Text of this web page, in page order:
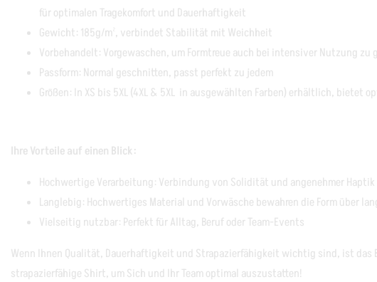
für optimalen Tragekomfort und Dauerhaftigkeit
Gewicht: 185g/m², verbindet Stabilität mit Weichheit
Vorbehandelt: Vorgewaschen, um Formtreue auch bei intensiver Nutzung zu
Passform: Normal geschnitten, passt perfekt zu jedem
Größen: In XS bis 5XL (4XL & 5XL in ausgewählten Farben) erhältlich, bietet
Ihre Vorteile auf einen Blick:
Hochwertige Verarbeitung: Verbindung von Solidität und angenehmer Haptik
Langlebig: Hochwertiges Material und Vorwäsche bewahren die Form über
Vielseitig nutzbar: Perfekt für Alltag, Beruf oder Team-Events
Wenn Ihnen Qualität, Dauerhaftigkeit und Strapazierfähigkeit wichtig sind, ist das
strapazierfähige Shirt, um Sich und Ihr Team optimal auszustatten!